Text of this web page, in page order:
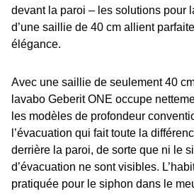
devant la paroi – les solutions pour
d’une saillie de 40 cm allient
élégance.
Avec une saillie de seulement 40
lavabo Geberit ONE occupe
les modèles de profondeur
l’évacuation qui fait toute la
derrière la paroi, de sorte que ni le
d’évacuation ne sont visibles.
pratiquée pour le siphon dans le